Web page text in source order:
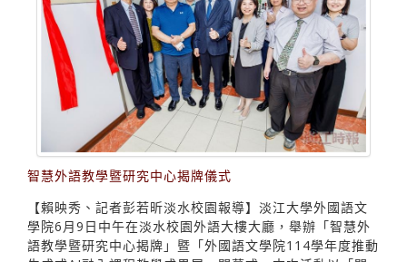
智慧外語教學暨研究中心揭牌儀式
【賴映秀、記者彭若昕淡水校園報導】淡江大學外國語文
學院6月9日中午在淡水校園外語大樓大廳，舉辦「智慧外
語教學暨研究中心揭牌」暨「外國語文學院114學年度推動